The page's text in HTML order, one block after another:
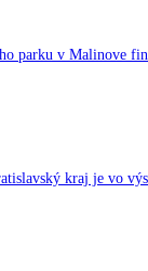
parku v Malinove
kraj je vo